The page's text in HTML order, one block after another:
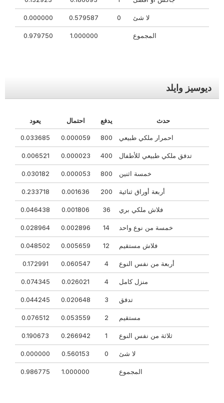
لا شئ 0.579587
0.000000
المجموع 1.000000
0.979750
ديوسيز وايلد
حدث يدفع احتمال يعود
احمرار ملكي طبيعي 800
0.000059
0.033685
تدفق ملكي طبيعي للأطفال 400
0.000023
0.006521
خمسة اثنين 800
0.000053
0.030182
أربعة أوراق ثنائية 200
0.001636
0.233718
فلاش ملكي بري 36
0.001806
0.046438
خمسة من نوع واحد 14
0.002896
0.028964
فلاش مستقيم 12
0.005659
0.048502
أربعة من نفس النوع 4
0.060547
0.172991
منزل كامل 4
0.026021
0.074345
تدفق 0.020648
0.044245
مستقيم 0.053559
0.076512
ثلاثة من نفس النوع 0.266942
0.190673
لا شئ 0.560153
0.000000
المجموع 1.000000
0.986775